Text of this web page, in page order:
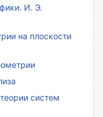
И. Э.
на плоскости
систем